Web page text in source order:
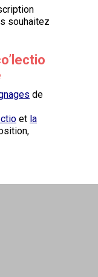
souhaitez
de
et la